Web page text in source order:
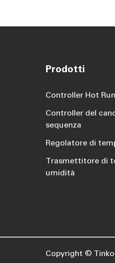
Prodotti
Controller Hot
Controller del
sequenza
Regolatore di
Trasmettitore di
umidità
Copyright ©